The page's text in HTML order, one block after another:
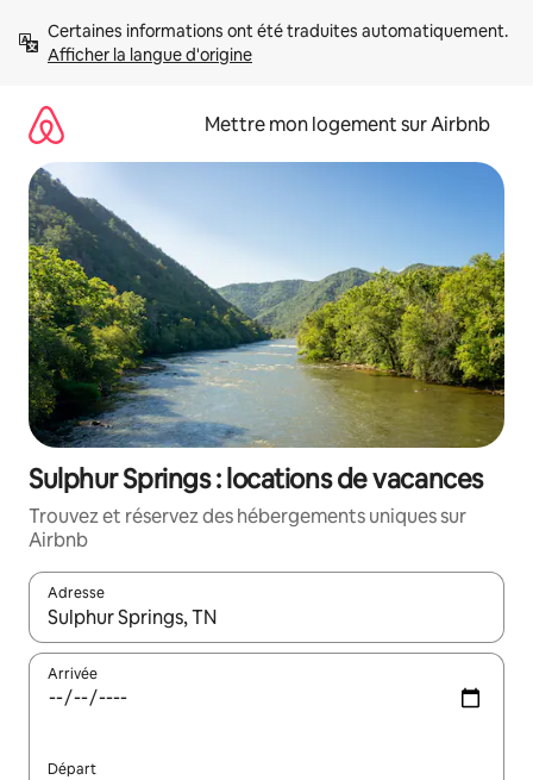
directement
Afficher la langue d'origine
Mettre mon logement sur Airbnb
Sulphur Springs : locations de vacances
Trouvez et réservez des hébergements uniques sur
Airbnb
Adresse
Lorsque les résultats s'affichent, utilisez les flèches vers le
Arrivée
Départ